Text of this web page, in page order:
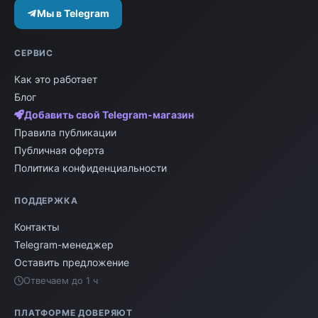
проверка магазинов, отзывы и история.
Площадка объединяет 3500+ магазинов и
личную встречу или наложенный платёж и не
переводите предоплату незнакомым продавцам.
Мы в Telegram
СЕРВИС
Как это работает
Блог
Добавить свой Telegram-магазин
Правила публикации
Публичная оферта
Политика конфиденциальности
ПОДДЕРЖКА
Контакты
Telegram-менеджер
Оставить предложение
Отвечаем до 1 ч
ПЛАТФОРМЕ ДОВЕРЯЮТ